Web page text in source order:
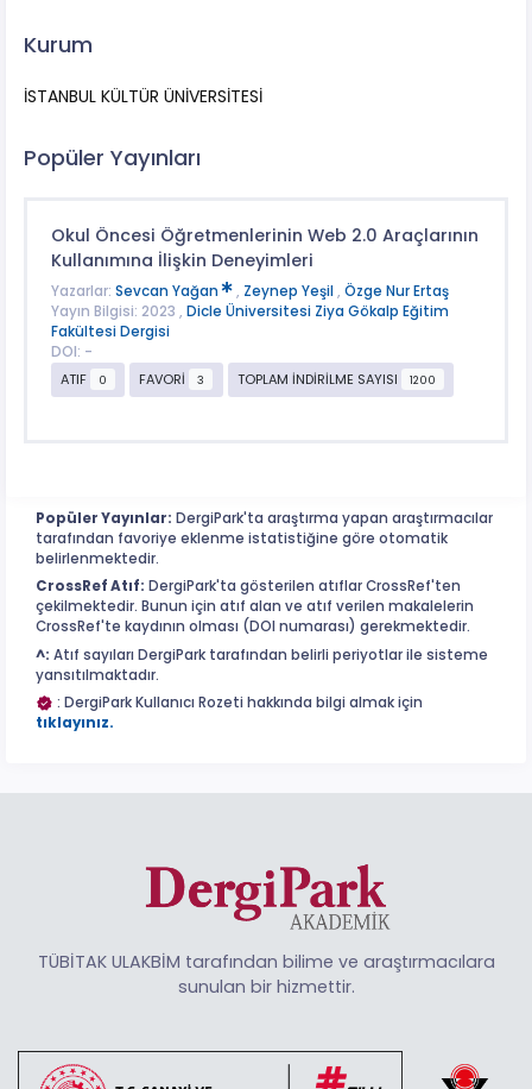
Kurum
İSTANBUL KÜLTÜR ÜNİVERSİTESİ
Popüler Yayınları
Okul Öncesi Öğretmenlerinin Web 2.0 Araçlarının
Kullanımına İlişkin Deneyimleri
Yazarlar: Sevcan Yağan , Zeynep Yeşil , Özge Nur Ertaş
Yayın Bilgisi: 2023 , Dicle Üniversitesi Ziya Gökalp Eğitim
Fakültesi Dergisi
DOI: -
ATIF
0 FAVORİ 3 TOPLAM İNDİRİLME SAYISI 1200
Popüler Yayınlar: DergiPark'ta araştırma yapan araştırmacılar
tarafından favoriye eklenme istatistiğine göre otomatik
belirlenmektedir.
CrossRef Atıf: DergiPark'ta gösterilen atıflar CrossRef'ten
çekilmektedir. Bunun için atıf alan ve atıf verilen makalelerin
CrossRef'te kaydının olması (DOI numarası) gerekmektedir.
^: Atıf sayıları DergiPark tarafından belirli periyotlar ile sisteme
yansıtılmaktadır.
: DergiPark Kullanıcı Rozeti hakkında bilgi almak için
tıklayınız.
TÜBİTAK ULAKBİM tarafından bilime ve araştırmacılara
sunulan bir hizmettir.